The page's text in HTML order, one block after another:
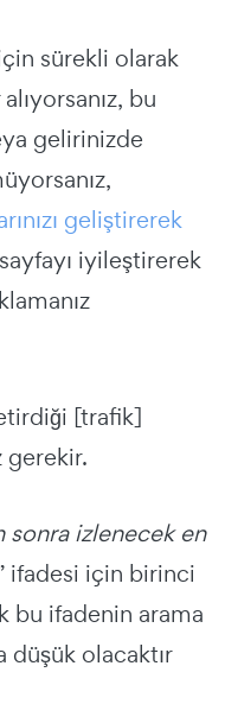
sürekli olarak
bu
gelirinizde
geliştirerek
iyileştirerek
[trafik]
gerekir.
sonra izlenecek en
ifadesi için birinci
bu ifadenin arama
olacaktır